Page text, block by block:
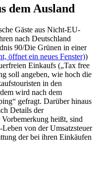
dem Ausland
Gäste aus Nicht-EU-
nach Deutschland
90/Die Grünen in einer
öffnet ein neues Fenster))
Einkaufs („Tax free
soll angeben, wie hoch die
in den
wird nach dem
gefragt. Darüber hinaus
Details der
heißt, sind
von der Umsatzsteuer
der bei ihren Einkäufen